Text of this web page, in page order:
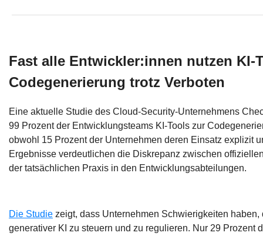
Fast alle Entwickler:innen nutzen KI-
Codegenerierung trotz Verboten
Eine aktuelle Studie des Cloud-Security-Unternehmens
99 Prozent der Entwicklungsteams KI-Tools zur
obwohl 15 Prozent der Unternehmen deren Einsatz explizit
Ergebnisse verdeutlichen die Diskrepanz zwischen
der tatsächlichen Praxis in den Entwicklungsabteilungen.
Die Studie zeigt, dass Unternehmen Schwierigkeiten haben,
generativer KI zu steuern und zu regulieren. Nur 29 Prozent